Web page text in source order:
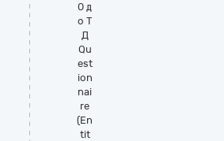
0 д
о Т
Д
Qu
est
ion
nai
re
(En
tit